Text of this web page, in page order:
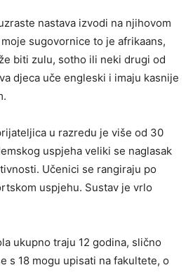
nastava izvodi na njihovom
sugovornice to je afrikaans,
biti zulu, sotho ili neki drugi od
djeca uče engleski i imaju kasnije
u razredu je više od 30
uspjeha veliki se naglasak
Učenici se rangiraju po
uspjehu. Sustav je vrlo
ukupno traju 12 godina, slično
s 18 mogu upisati na fakultete, o